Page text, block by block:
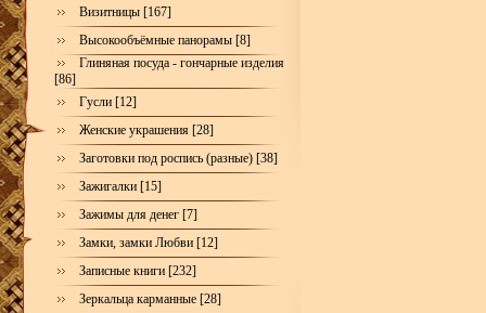
Визитницы [167]
Высокообъёмные панорамы [8]
Глиняная посуда - гончарные изделия
[86]
Гусли [12]
Женские украшения [28]
Заготовки под роспись (разные) [38]
Зажигалки [15]
Зажимы для денег [7]
Замки, замки Любви [12]
Записные книги [232]
Зеркальца карманные [28]